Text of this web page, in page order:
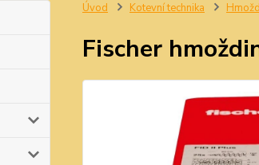
Úvod Kotevní technika
Fischer